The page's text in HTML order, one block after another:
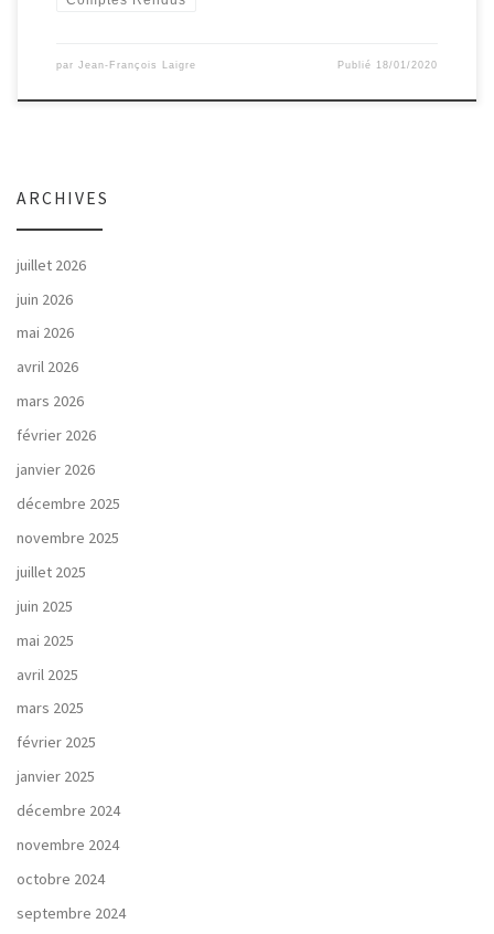
par Jean-François Laigre Publié 18/01/2020
ARCHIVES
juillet 2026
juin 2026
mai 2026
avril 2026
mars 2026
février 2026
janvier 2026
décembre 2025
novembre 2025
juillet 2025
juin 2025
mai 2025
avril 2025
mars 2025
février 2025
janvier 2025
décembre 2024
novembre 2024
octobre 2024
septembre 2024